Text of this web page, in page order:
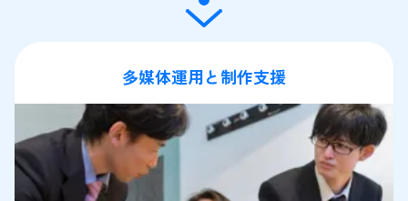
多媒体運用と制作支援